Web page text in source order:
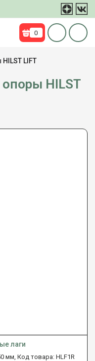
0
LIFT
HILST
лаги
мм, Код товара: HLF1R